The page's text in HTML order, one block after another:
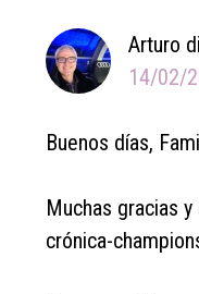
Arturo
14/02/
Buenos días,
Muchas gracias
crónica-